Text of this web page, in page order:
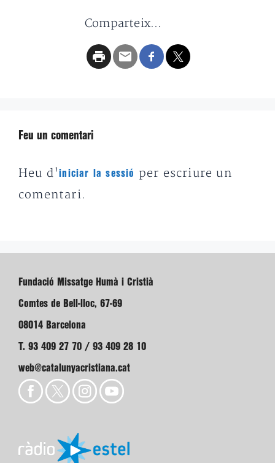
Comparteix...
Feu un comentari
Heu d'iniciar la sessió
per escriure un
comentari.
Fundació Missatge Humà i Cristià
Comtes de Bell-lloc, 67-69
08014 Barcelona
T. 93 409 27 70 / 93 409 28 10
web@catalunyacristiana.cat